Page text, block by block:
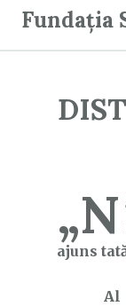
Fundația
„N
ajuns
Al